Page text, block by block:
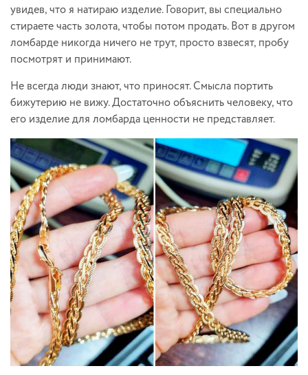
увидев, что я натираю изделие. Говорит, вы специально
стираете часть золота, чтобы потом продать. Вот в другом
ломбарде никогда ничего не трут, просто взвесят, пробу
посмотрят и принимают.
Не всегда люди знают, что приносят. Смысла портить
бижутерию не вижу. Достаточно объяснить человеку, что
его изделие для ломбарда ценности не представляет.